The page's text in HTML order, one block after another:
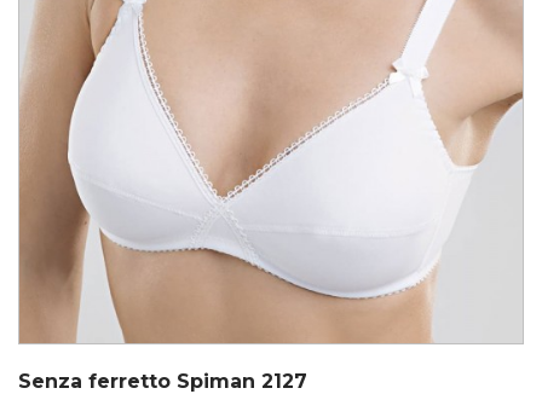
Senza ferretto Spiman 2127